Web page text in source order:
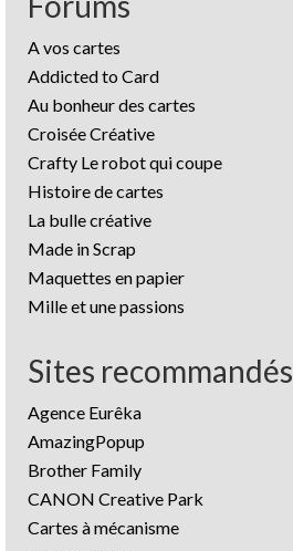
A vos cartes
Addicted to Card
Au bonheur des cartes
Croisée Créative
Crafty Le robot qui coupe
Histoire de cartes
La bulle créative
Made in Scrap
Maquettes en papier
Mille et une passions
Sites recommandés
Agence Eurêka
AmazingPopup
Brother Family
CANON Creative Park
Cartes à mécanisme